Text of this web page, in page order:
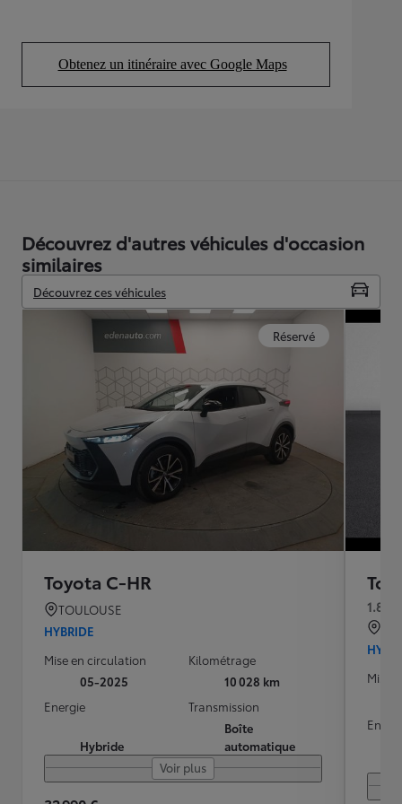
Obtenez un itinéraire avec Google Maps
(Opens in new tab)
Découvrez d'autres véhicules d'occasion
similaires
Découvrez ces véhicules
Réservé
Toyota C-HR
TOULOUSE
HYBRIDE
Mise en circulation
05-2025
Kilométrage
10 028 km
Energie
Hybride
Transmission
Boîte
automatique
Voir plus
1.8
Mise